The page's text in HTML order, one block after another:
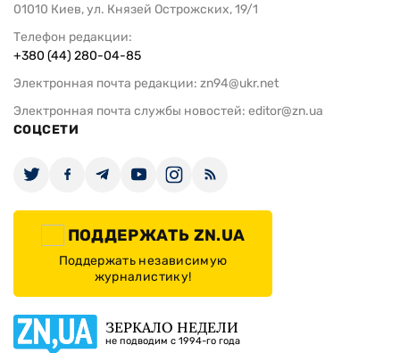
01010 Киев, ул. Князей Острожских, 19/1
Телефон редакции:
+380 (44) 280-04-85
Электронная почта редакции: zn94@ukr.net
Электронная почта службы новостей: editor@zn.ua
СОЦСЕТИ
ПОДДЕРЖАТЬ ZN.UA
Поддержать независимую
журналистику!
ЗЕРКАЛО НЕДЕЛИ
не подводим с 1994-го года